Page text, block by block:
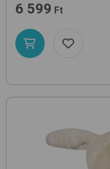
6 599 Ft